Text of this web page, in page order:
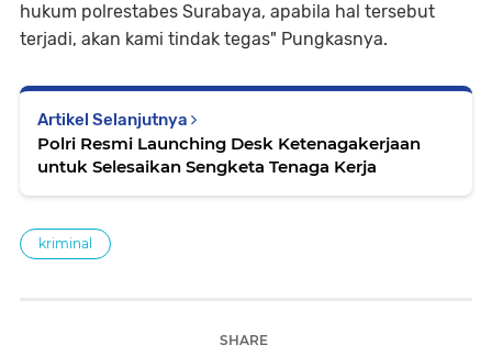
hukum polrestabes Surabaya, apabila hal tersebut
terjadi, akan kami tindak tegas" Pungkasnya.
Artikel Selanjutnya
Polri Resmi Launching Desk Ketenagakerjaan
untuk Selesaikan Sengketa Tenaga Kerja
kriminal
SHARE